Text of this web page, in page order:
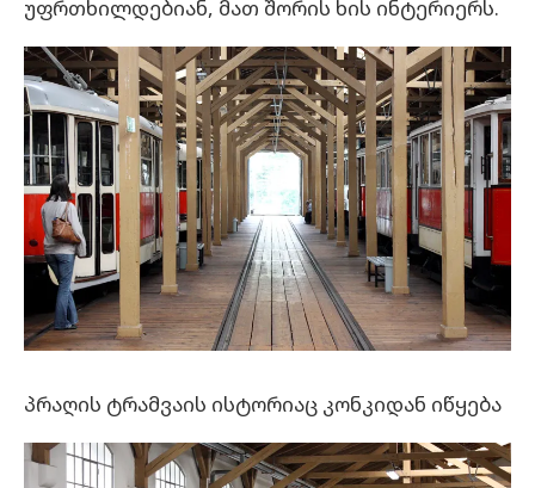
უფრთხილდებიან, მათ შორის ხის ინტერიერს.
პრაღის ტრამვაის ისტორიაც კონკიდან იწყება